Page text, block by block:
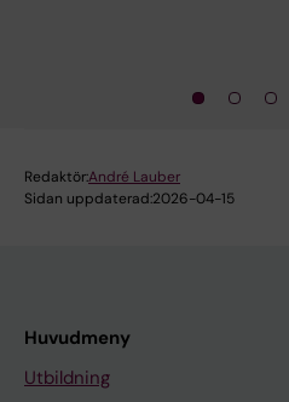
Redaktör:André Lauber
Sidan uppdaterad:2026-04-15
Huvudmeny
Utbildning